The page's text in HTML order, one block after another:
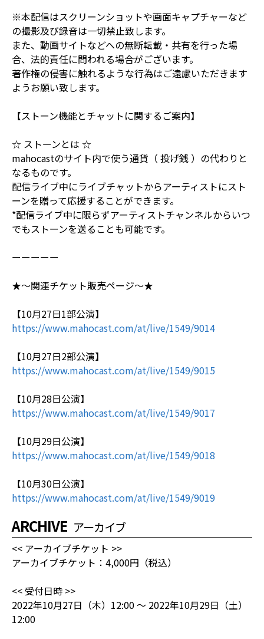
※本配信はスクリーンショットや画面キャプチャーなど
の撮影及び録音は一切禁止致します。
また、動画サイトなどへの無断転載・共有を行った場
合、法的責任に問われる場合がございます。
著作権の侵害に触れるような行為はご遠慮いただきます
ようお願い致します。
【ストーン機能とチャットに関するご案内】
☆ ストーンとは ☆
mahocastのサイト内で使う通貨（ 投げ銭 ）の代わりと
なるものです。
配信ライブ中にライブチャットからアーティストにスト
ーンを贈って応援することができます。
*配信ライブ中に限らずアーティストチャンネルからいつ
でもストーンを送ることも可能です。
ーーーーー
★〜関連チケット販売ページ〜★
【10月27日1部公演】
https://www.mahocast.com/at/live/1549/9014
【10月27日2部公演】
https://www.mahocast.com/at/live/1549/9015
【10月28日公演】
https://www.mahocast.com/at/live/1549/9017
【10月29日公演】
https://www.mahocast.com/at/live/1549/9018
【10月30日公演】
https://www.mahocast.com/at/live/1549/9019
ARCHIVE アーカイブ
<< アーカイブチケット >>
アーカイブチケット：4,000円（税込）
<< 受付日時 >>
2022年10月27日（木）12:00 ～ 2022年10月29日（土）
12:00